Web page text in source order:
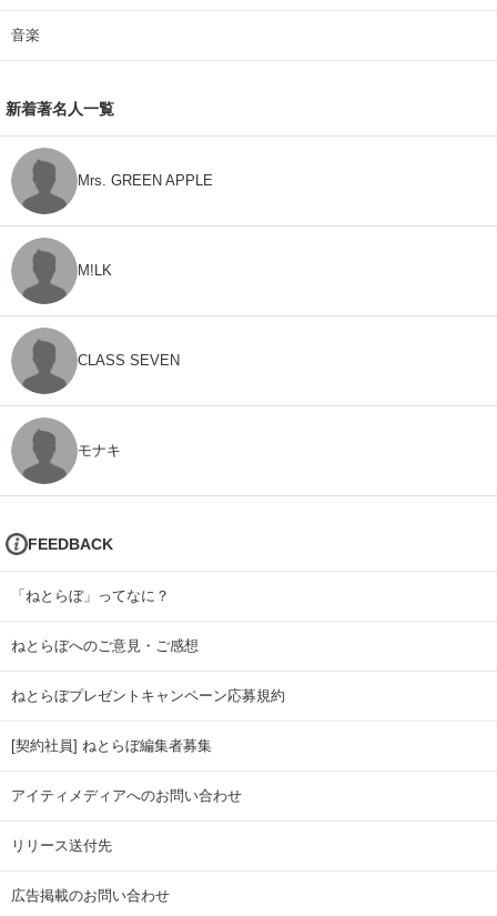
音楽
新着著名人一覧
Mrs. GREEN APPLE
M!LK
CLASS SEVEN
モナキ
FEEDBACK
「ねとらぼ」ってなに？
ねとらぼへのご意見・ご感想
ねとらぼプレゼントキャンペーン応募規約
[契約社員] ねとらぼ編集者募集
アイティメディアへのお問い合わせ
リリース送付先
広告掲載のお問い合わせ